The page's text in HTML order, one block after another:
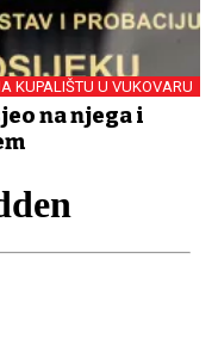
KUPALIŠTU U VUKOVARU
na njega i